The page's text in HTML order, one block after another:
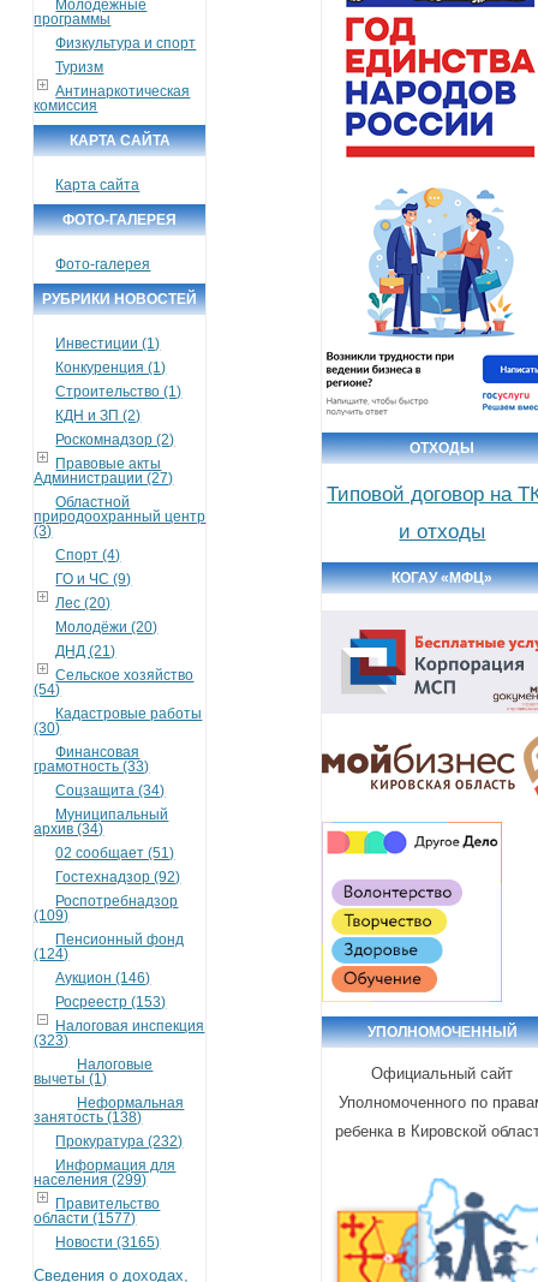
Молодежные
программы
Физкультура и спорт
Туризм
Антинаркотическая
комиссия
КАРТА САЙТА
Карта сайта
ФОТО-ГАЛЕРЕЯ
Фото-галерея
РУБРИКИ НОВОСТЕЙ
Инвестиции (1)
Конкуренция (1)
Строительство (1)
КДН и ЗП (2)
Роскомнадзор (2)
Правовые акты
Администрации (27)
Областной
природоохранный центр
(3)
Спорт (4)
ГО и ЧС (9)
Лес (20)
Молодёжи (20)
ДНД (21)
Сельское хозяйство
(54)
Кадастровые работы
(30)
Финансовая
грамотность (33)
Соцзащита (34)
Муниципальный
архив (34)
02 сообщает (51)
Гостехнадзор (92)
Роспотребнадзор
(109)
Пенсионный фонд
(124)
Аукцион (146)
Росреестр (153)
Налоговая инспекция
(323)
Налоговые
вычеты (1)
Неформальная
занятость (138)
Прокуратура (232)
Информация для
населения (299)
Правительство
области (1577)
Новости (3165)
Сведения о доходах,
ОТХОДЫ
Типовой договор на
и отходы
КОГАУ «МФЦ»
УПОЛНОМОЧЕННЫЙ
Официальный сайт
Уполномоченного по
ребенка в Кировской